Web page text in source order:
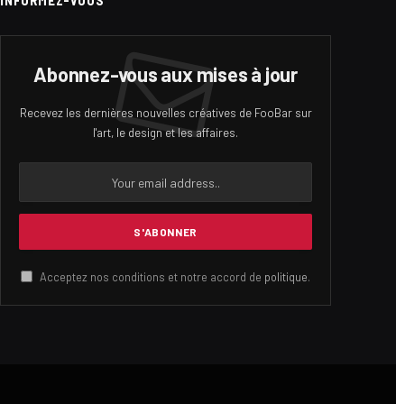
Abonnez-vous aux mises à jour
Recevez les dernières nouvelles créatives de FooBar sur
l'art, le design et les affaires.
Acceptez nos conditions et notre accord de politique.